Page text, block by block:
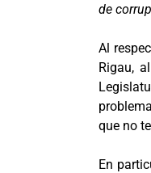
de
Al
Rigau,
que no
En